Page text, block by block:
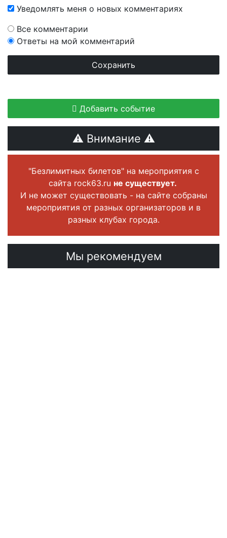
Уведомлять меня о новых комментариях
Все комментарии
Ответы на мой комментарий
Добавить событие
⚠ Внимание ⚠
"Безлимитных билетов" на мероприятия с
сайта rock63.ru не существует.
И не может существовать - на сайте собраны
мероприятия от разных организаторов и в
разных клубах города.
Мы рекомендуем